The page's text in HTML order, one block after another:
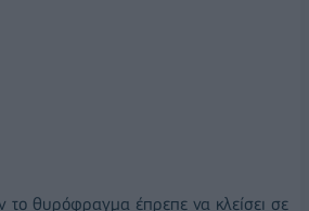
το θυρόφραγμα έπρεπε να κλείσει σε